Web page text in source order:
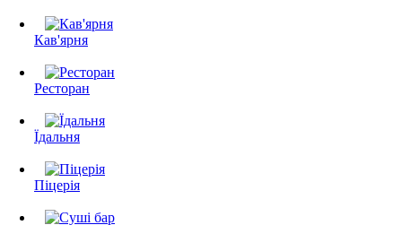
Кав'ярня
Ресторан
Їдальня
Піцерія